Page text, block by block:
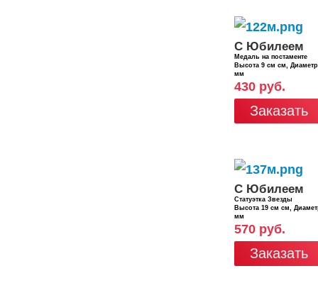
С Юбилеем
Медаль на постаменте
Высота 9 см см,
мм
430 руб.
Заказать
С Юбилеем
Статуэтка Звезды
Высота 19 см см,
мм
570 руб.
Заказать